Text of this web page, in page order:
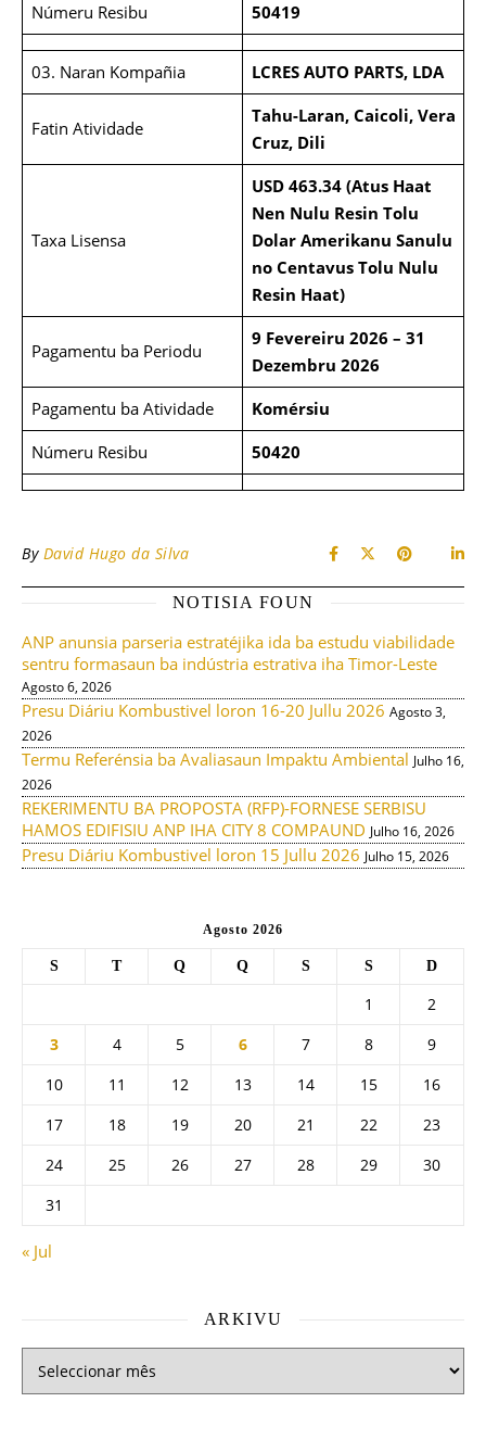
Númeru Resibu
50419
03. Naran Kompañia LCRES AUTO PARTS, LDA
Fatin Atividade
Tahu-Laran, Caicoli, Vera
Cruz, Dili
Taxa Lisensa
USD 463.34 (Atus Haat
Nen Nulu Resin Tolu
Dolar Amerikanu Sanulu
no Centavus Tolu Nulu
Resin Haat)
Pagamentu ba Periodu
9 Fevereiru 2026 – 31
Dezembru 2026
Pagamentu ba Atividade
Komérsiu
Númeru Resibu
50420
By David Hugo da Silva
NOTISIA FOUN
ANP anunsia parseria estratéjika ida ba estudu viabilidade
sentru formasaun ba indústria estrativa iha Timor-Leste
Agosto 6, 2026
Presu Diáriu Kombustivel loron 16-20 Jullu 2026 Agosto 3,
2026
Termu Referénsia ba Avaliasaun Impaktu Ambiental Julho 16,
2026
REKERIMENTU BA PROPOSTA (RFP)-FORNESE SERBISU
HAMOS EDIFISIU ANP IHA CITY 8 COMPAUND Julho 16, 2026
Presu Diáriu Kombustivel loron 15 Jullu 2026 Julho 15, 2026
Agosto 2026
S T Q Q S S D
1
2
3
4 5 6 7 8
9
10
11 12 13 14 15
16
17
18 19 20 21 22
23
24
25 26 27 28 29
30
31
« Jul
ARKIVU